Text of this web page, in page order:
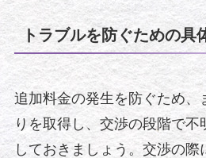
トラブルを防ぐための具
追加料金の発生を防ぐため、
りを取得し、交渉の段階で
しておきましょう。交渉の際